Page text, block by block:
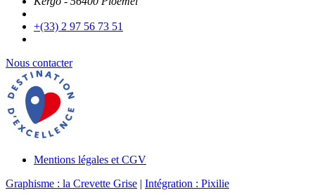
+(33) 2 97 56 73 51
Nous contacter
Mentions légales et CGV
Graphisme : la Crevette Grise | Intégration : Pixilie